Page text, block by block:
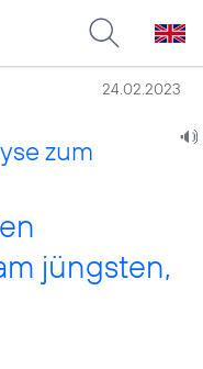
24.02.2023
zum
jüngsten,